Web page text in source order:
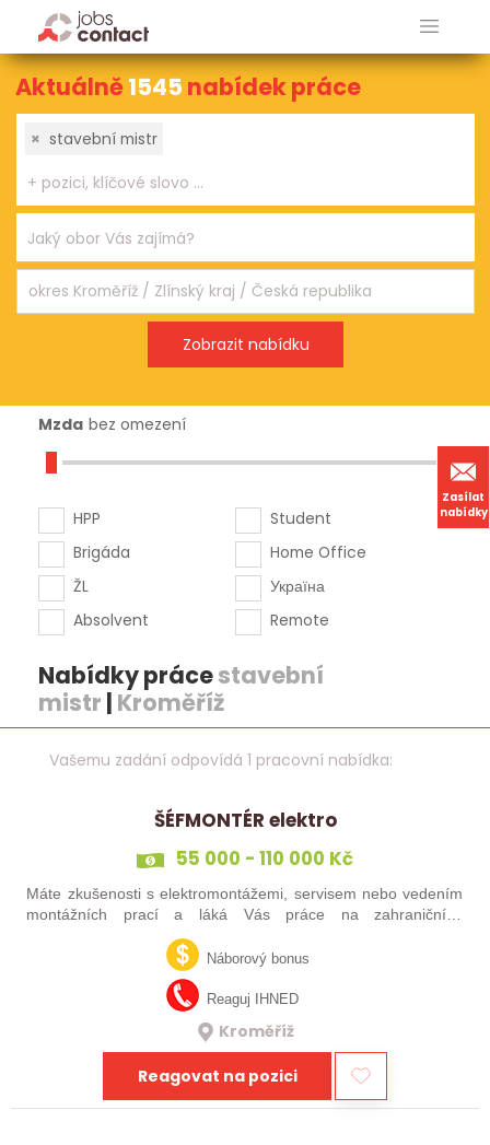
Zasílat
nabídky
Aktuálně1545 nabídek práce
× stavební mistr
Mzda bez omezení
HPP
Brigáda
ŽL
Absolvent
Student
Home Office
Україна
Remote
Nabídky prácestavební
mistr | Kroměříž
Vašemu zadání odpovídá 1 pracovní nabídka:
ŠÉFMONTÉR elektro
55 000 - 110 000 Kč
Máte zkušenosti s elektromontážemi, servisem nebo vedením
montážních prací a láká Vás práce na zahraničních
projektech? Nebo jste šikovný elektrikář či elektromontér, který
už nechce být jen „řadový…Náborový bonus
Reaguj IHNED
Kroměříž
Reagovat na pozici